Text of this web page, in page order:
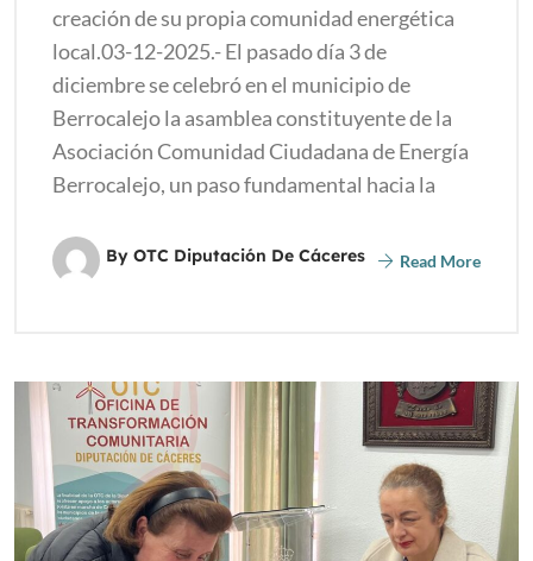
creación de su propia comunidad energética
local.03-12-2025.- El pasado día 3 de
diciembre se celebró en el municipio de
Berrocalejo la asamblea constituyente de la
Asociación Comunidad Ciudadana de Energía
Berrocalejo, un paso fundamental hacia la
By OTC Diputación De Cáceres Read More